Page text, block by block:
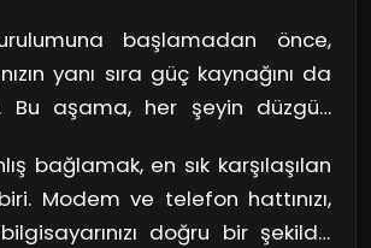
dikkat edin. Sizi yarı yolda
modem seçmeyin!
başlamadan önce,
yanı sıra güç kaynağını da
Bu aşama, her şeyin düzgün
emin olun; yoksa işinizi
bağlamak, en sık karşılaşılan
Modem ve telefon hattınızı,
doğru bir şekilde